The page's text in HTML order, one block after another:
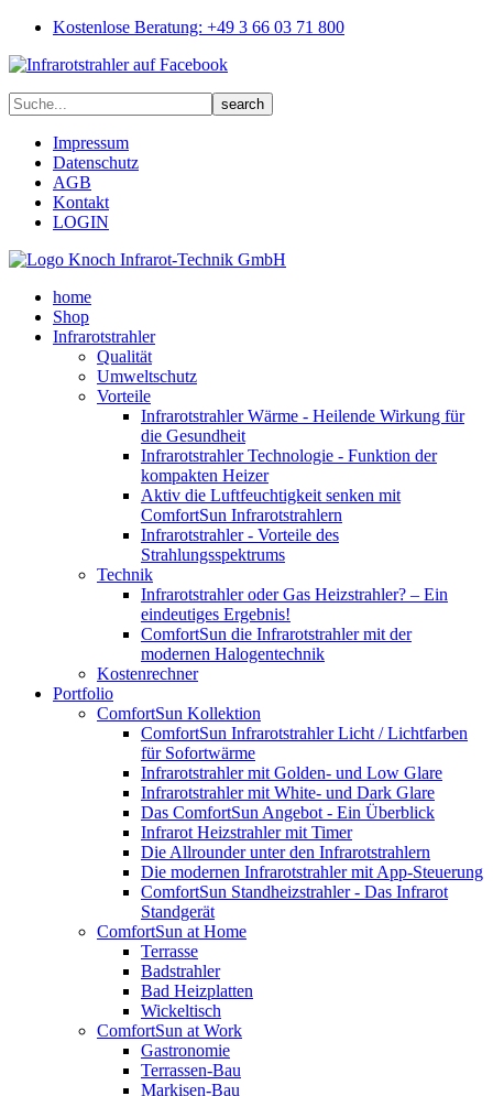
Kostenlose Beratung: +49 3 66 03 71 800
Impressum
Datenschutz
AGB
Kontakt
LOGIN
home
Shop
Infrarotstrahler
Qualität
Umweltschutz
Vorteile
Infrarotstrahler Wärme - Heilende Wirkung für
die Gesundheit
Infrarotstrahler Technologie - Funktion der
kompakten Heizer
Aktiv die Luftfeuchtigkeit senken mit
ComfortSun Infrarotstrahlern
Infrarotstrahler - Vorteile des
Strahlungsspektrums
Technik
Infrarotstrahler oder Gas Heizstrahler? – Ein
eindeutiges Ergebnis!
ComfortSun die Infrarotstrahler mit der
modernen Halogentechnik
Kostenrechner
Portfolio
ComfortSun Kollektion
ComfortSun Infrarotstrahler Licht / Lichtfarben
für Sofortwärme
Infrarotstrahler mit Golden- und Low Glare
Infrarotstrahler mit White- und Dark Glare
Das ComfortSun Angebot - Ein Überblick
Infrarot Heizstrahler mit Timer
Die Allrounder unter den Infrarotstrahlern
Die modernen Infrarotstrahler mit App-Steuerung
ComfortSun Standheizstrahler - Das Infrarot
Standgerät
ComfortSun at Home
Terrasse
Badstrahler
Bad Heizplatten
Wickeltisch
ComfortSun at Work
Gastronomie
Terrassen-Bau
Markisen-Bau